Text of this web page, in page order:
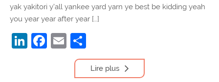
yak yakitori y’all yankee yard yarn ye best be kidding yeah
you year year after year […]
LinkedIn
Facebook
Email
Lire plus